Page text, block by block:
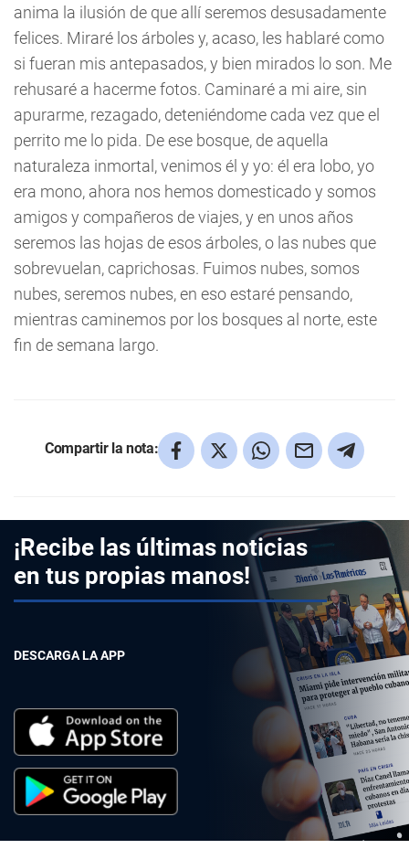
anima la ilusión de que allí seremos desusadamente
felices. Miraré los árboles y, acaso, les hablaré como
si fueran mis antepasados, y bien mirados lo son. Me
rehusaré a hacerme fotos. Caminaré a mi aire, sin
apurarme, rezagado, deteniéndome cada vez que el
perrito me lo pida. De ese bosque, de aquella
naturaleza inmortal, venimos él y yo: él era lobo, yo
era mono, ahora nos hemos domesticado y somos
amigos y compañeros de viajes, y en unos años
seremos las hojas de esos árboles, o las nubes que
sobrevuelan, caprichosas. Fuimos nubes, somos
nubes, seremos nubes, en eso estaré pensando,
mientras caminemos por los bosques al norte, este
fin de semana largo.
Compartir la nota:
¡Recibe las últimas noticias
en tus propias manos!
DESCARGA LA APP